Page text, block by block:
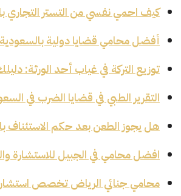
كيف احمي نفسي من التستر التجاري
أفضل محامي قضايا دولية بالسعودية
توزيع التركة في غياب أحد الورثة:
التقرير الطبي في قضايا الضرب في
هل يجوز الطعن بعد حكم الاستئناف
افضل محامي في الجبيل للاستشارة
محامي جنائي الرياض تخصص